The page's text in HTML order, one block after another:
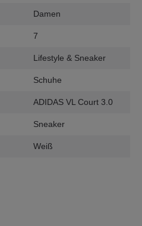
Damen
7
Lifestyle & Sneaker
Schuhe
ADIDAS VL Court 3.0
Sneaker
Weiß